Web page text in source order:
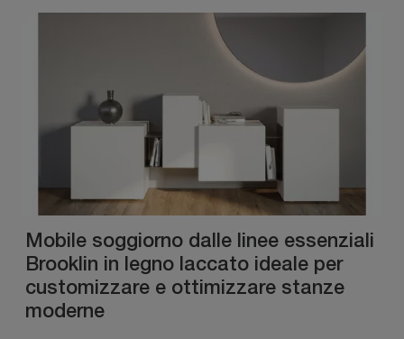
Mobile soggiorno dalle linee essenziali
Brooklin in legno laccato ideale per
customizzare e ottimizzare stanze
moderne